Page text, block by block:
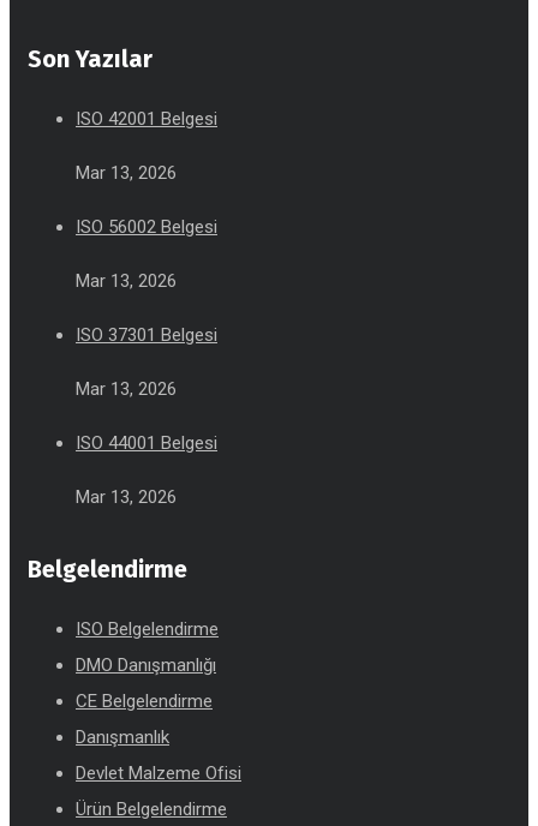
Son Yazılar
ISO 42001 Belgesi
Mar 13, 2026
ISO 56002 Belgesi
Mar 13, 2026
ISO 37301 Belgesi
Mar 13, 2026
ISO 44001 Belgesi
Mar 13, 2026
Belgelendirme
ISO Belgelendirme
DMO Danışmanlığı
CE Belgelendirme
Danışmanlık
Devlet Malzeme Ofisi
Ürün Belgelendirme